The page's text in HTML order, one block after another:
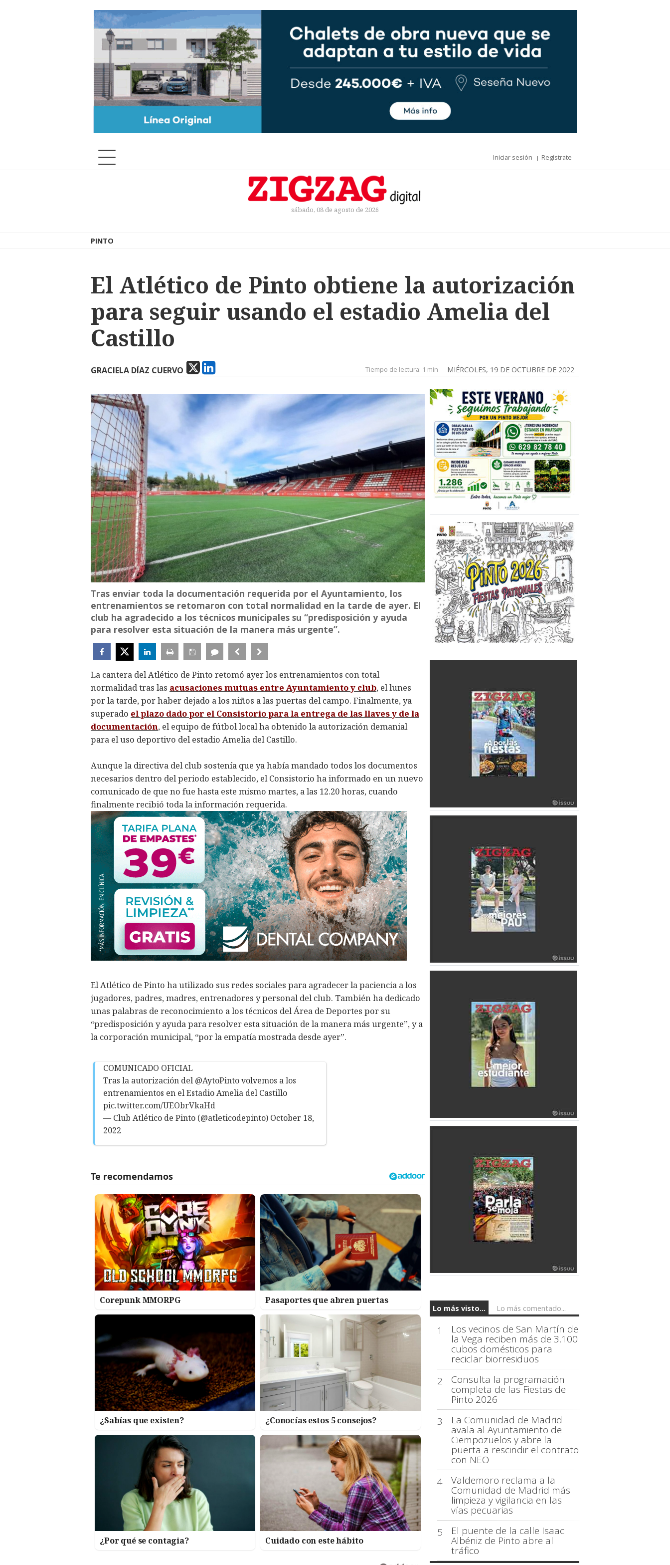
Iniciar sesión Regístrate
sábado, 08 de agosto de 2026
PINTO
El Atlético de Pinto obtiene la autorización
para seguir usando el estadio Amelia del
Castillo
GRACIELA DÍAZ CUERVO MIÉRCOLES, 19 DE OCTUBRE DE 2022
Tiempo de lectura: 1 min
Tras enviar toda la documentación requerida por el Ayuntamiento, los
entrenamientos se retomaron con total normalidad en la tarde de ayer. El
club ha agradecido a los técnicos municipales su “predisposición y ayuda
para resolver esta situación de la manera más urgente”.
La cantera del Atlético de Pinto retomó ayer los entrenamientos con total
normalidad tras las acusaciones mutuas entre Ayuntamiento y club, el lunes
por la tarde, por haber dejado a los niños a las puertas del campo. Finalmente, ya
superado el plazo dado por el Consistorio para la entrega de las llaves y de la
documentación, el equipo de fútbol local ha obtenido la autorización demanial
para el uso deportivo del estadio Amelia del Castillo.
Aunque la directiva del club sostenía que ya había mandado todos los documentos
necesarios dentro del periodo establecido, el Consistorio ha informado en un nuevo
comunicado de que no fue hasta este mismo martes, a las 12.20 horas, cuando
finalmente recibió toda la información requerida.
El Atlético de Pinto ha utilizado sus redes sociales para agradecer la paciencia a los
jugadores, padres, madres, entrenadores y personal del club. También ha dedicado
unas palabras de reconocimiento a los técnicos del Área de Deportes por su
“predisposición y ayuda para resolver esta situación de la manera más urgente”, y a
la corporación municipal, “por la empatía mostrada desde ayer”.
COMUNICADO OFICIAL
Tras la autorización del @AytoPintovolvemos a los
entrenamientos en el Estadio Amelia del Castillo
pic.twitter.com/UEObrVkaHd
— Club Atlético de Pinto (@atleticodepinto) October 18,
2022
Corepunk MMORPG Pasaportes que abren puertas
¿Sabías que existen? ¿Conocías estos 5 consejos?
¿Por qué se contagia? Cuidado con este hábito
Lo más visto... Lo más comentado...
1 Los vecinos de San Martín de
la Vega reciben más de 3.100
cubos domésticos para
reciclar biorresiduos
2
Consulta la programación
completa de las Fiestas de
Pinto 2026
3
La Comunidad de Madrid
avala al Ayuntamiento de
Ciempozuelos y abre la
puerta a rescindir el contrato
con NEO
4
Valdemoro reclama a la
Comunidad de Madrid más
limpieza y vigilancia en las
vías pecuarias
5
El puente de la calle Isaac
Albéniz de Pinto abre al
tráfico